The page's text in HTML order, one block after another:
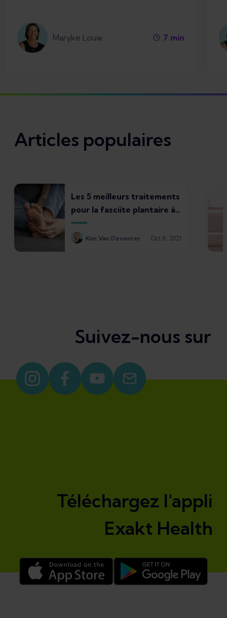
Maryke Louw 7 min
Articles populaires
Les 5 meilleurs traitements
pour la fasciite plantaire à
faire chez soi
Kim Van Deventer Oct 8, 2021
Suivez-nous sur
Téléchargez l'appli
Exakt Health